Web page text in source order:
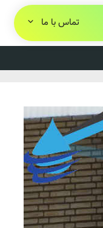
تماس با ما